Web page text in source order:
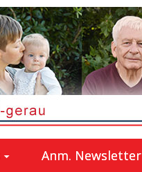
Anm. Newsletter